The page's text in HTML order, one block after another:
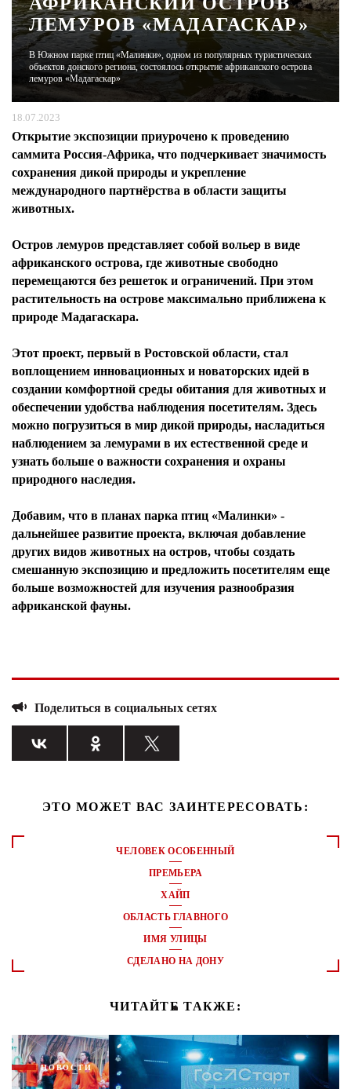
ЖУРНАЛ
ЛЕМУРОВ «МАДАГАСКАР»
В Южном парке птиц «Малинки», одном из популярных туристических
объектов донского региона, состоялось открытие африканского острова
лемуров «Мадагаскар»
18.07.2023
Открытие экспозиции приурочено к проведению
саммита Россия-Африка, что подчеркивает значимость
сохранения дикой природы и укрепление
международного партнёрства в области защиты
животных.
Остров лемуров представляет собой вольер в виде
африканского острова, где животные свободно
перемещаются без решеток и ограничений. При этом
растительность на острове максимально приближена к
природе Мадагаскара.
Этот проект, первый в Ростовской области, стал
воплощением инновационных и новаторских идей в
создании комфортной среды обитания для животных и
обеспечении удобства наблюдения посетителям. Здесь
можно погрузиться в мир дикой природы, насладиться
наблюдением за лемурами в их естественной среде и
узнать больше о важности сохранения и охраны
природного наследия.
Добавим, что в планах парка птиц «Малинки» -
дальнейшее развитие проекта, включая добавление
других видов животных на остров, чтобы создать
смешанную экспозицию и предложить посетителям еще
больше возможностей для изучения разнообразия
африканской фауны.
Поделиться в социальных сетях
ЭТО МОЖЕТ ВАС ЗАИНТЕРЕСОВАТЬ:
ЧЕЛОВЕК ОСОБЕННЫЙ
ПРЕМЬЕРА
ХАЙП
ОБЛАСТЬ ГЛАВНОГО
ИМЯ УЛИЦЫ
СДЕЛАНО НА ДОНУ
ЧИТАЙТЕ ТАКЖЕ:
НОВОСТИ